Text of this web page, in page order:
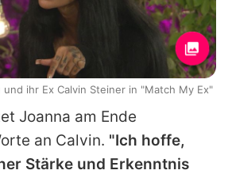
Joanna am Ende
an Calvin. "Ich hoffe,
Stärke und Erkenntnis
und ihr Ex Calvin Steiner in "Match My Ex"